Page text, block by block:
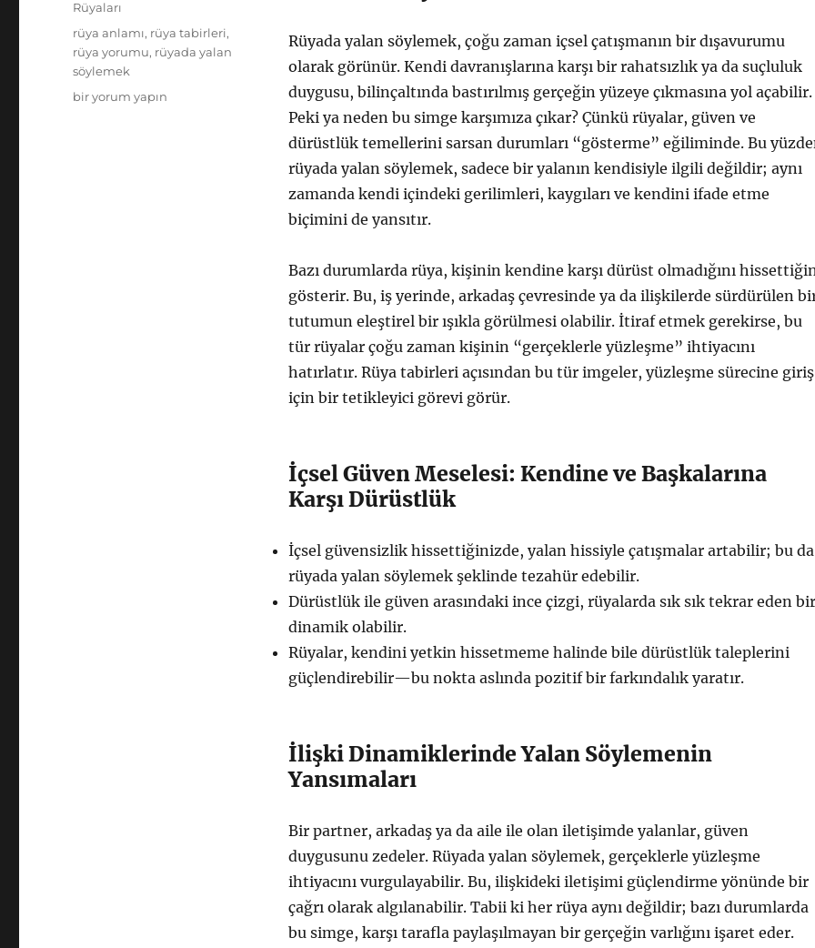
Rüyada yalan söylemek, çoğu zaman içsel çatışmanın bir dışavurumu
olarak görünür. Kendi davranışlarına karşı bir rahatsızlık ya da suçluluk
duygusu, bilinçaltında bastırılmış gerçeğin yüzeye çıkmasına yol açabilir.
Peki ya neden bu simge karşımıza çıkar? Çünkü rüyalar, güven ve
dürüstlük temellerini sarsan durumları “gösterme” eğiliminde. Bu
rüyada yalan söylemek, sadece bir yalanın kendisiyle ilgili değildir; aynı
zamanda kendi içindeki gerilimleri, kaygıları ve kendini ifade etme
biçimini de yansıtır.
Bazı durumlarda rüya, kişinin kendine karşı dürüst olmadığını
gösterir. Bu, iş yerinde, arkadaş çevresinde ya da ilişkilerde sürdürülen
tutumun eleştirel bir ışıkla görülmesi olabilir. İtiraf etmek gerekirse, bu
tür rüyalar çoğu zaman kişinin “gerçeklerle yüzleşme” ihtiyacını
hatırlatır. Rüya tabirleri açısından bu tür imgeler, yüzleşme sürecine giriş
için bir tetikleyici görevi görür.
İçsel Güven Meselesi: Kendine ve Başkalarına
Karşı Dürüstlük
İçsel güvensizlik hissettiğinizde, yalan hissiyle çatışmalar artabilir; bu da
rüyada yalan söylemek şeklinde tezahür edebilir.
Dürüstlük ile güven arasındaki ince çizgi, rüyalarda sık sık tekrar eden bir
dinamik olabilir.
Rüyalar, kendini yetkin hissetmeme halinde bile dürüstlük taleplerini
güçlendirebilir—bu nokta aslında pozitif bir farkındalık yaratır.
İlişki Dinamiklerinde Yalan Söylemenin
Yansımaları
Bir partner, arkadaş ya da aile ile olan iletişimde yalanlar, güven
duygusunu zedeler. Rüyada yalan söylemek, gerçeklerle yüzleşme
ihtiyacını vurgulayabilir. Bu, ilişkideki iletişimi güçlendirme yönünde bir
çağrı olarak algılanabilir. Tabii ki her rüya aynı değildir; bazı durumlarda
bu simge, karşı tarafla paylaşılmayan bir gerçeğin varlığını işaret eder.
Rüyaları
Etiketler
rüya anlamı, rüya tabirleri,
rüya yorumu, rüyada yalan
söylemek
Rüyada
bir yorum yapın